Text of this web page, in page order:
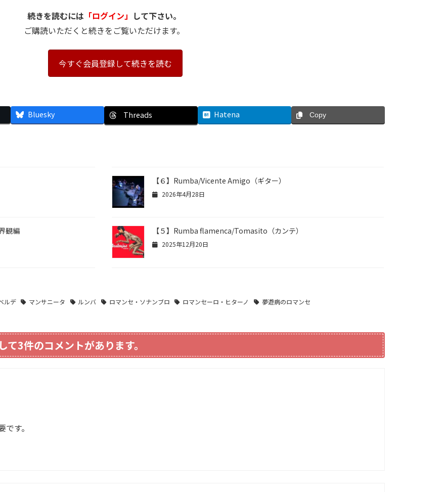
続きを読むには 「ログイン」 して下さい。
ご購読いただくと続きをご覧いただけます。
今すぐ会員登録して続きを読む
Bluesky Threads Hatena Copy
【６】Rumba/Vicente Amigo（ギター）
2026年4月28日
観編 【５】Rumba flamenca/Tomasito（カンテ）
2025年12月20日
ルデ マンサニータ ルンバ ロマンセ・ソナンブロ ロマンセーロ・ヒターノ 夢遊病のロマンセ
て3件のコメントがあります。
す。